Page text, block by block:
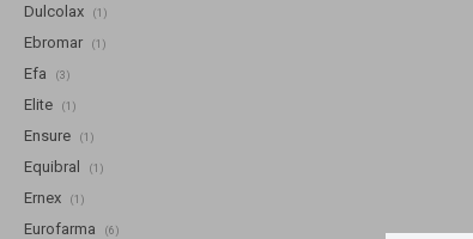
Dulcolax (1)
Ebromar (1)
Efa (3)
Elite (1)
Ensure (1)
Equibral (1)
Ernex (1)
Eurofarma (6)